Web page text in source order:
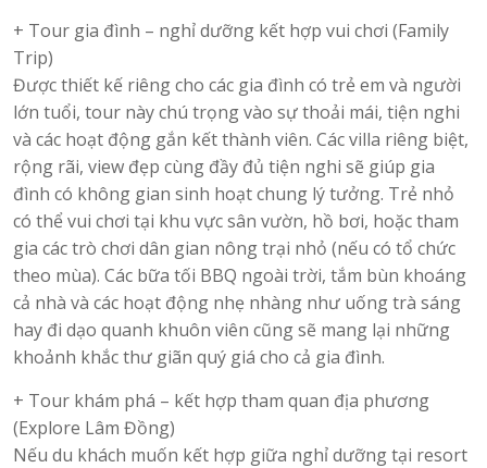
+ Tour gia đình – nghỉ dưỡng kết hợp vui chơi (Family
Trip)
Được thiết kế riêng cho các gia đình có trẻ em và người
lớn tuổi, tour này chú trọng vào sự thoải mái, tiện nghi
và các hoạt động gắn kết thành viên. Các villa riêng biệt,
rộng rãi, view đẹp cùng đầy đủ tiện nghi sẽ giúp gia
đình có không gian sinh hoạt chung lý tưởng. Trẻ nhỏ
có thể vui chơi tại khu vực sân vườn, hồ bơi, hoặc tham
gia các trò chơi dân gian nông trại nhỏ (nếu có tổ chức
theo mùa). Các bữa tối BBQ ngoài trời, tắm bùn khoáng
cả nhà và các hoạt động nhẹ nhàng như uống trà sáng
hay đi dạo quanh khuôn viên cũng sẽ mang lại những
khoảnh khắc thư giãn quý giá cho cả gia đình.
+ Tour khám phá – kết hợp tham quan địa phương
(Explore Lâm Đồng)
Nếu du khách muốn kết hợp giữa nghỉ dưỡng tại resort